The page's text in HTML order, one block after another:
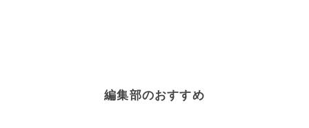
編集部のおすすめ